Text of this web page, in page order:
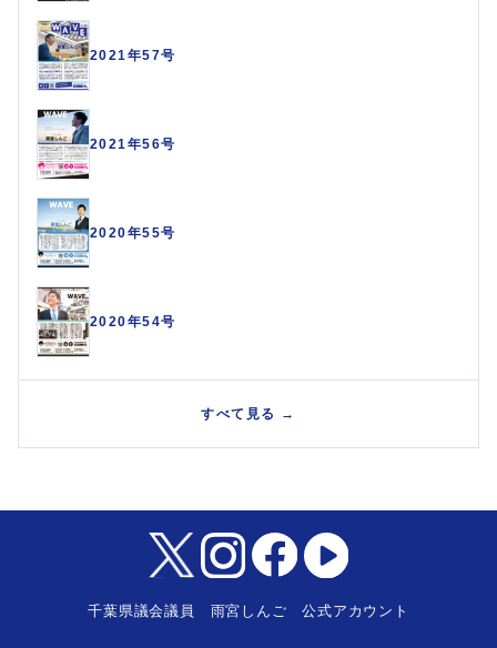
2021年57号
2021年56号
2020年55号
2020年54号
すべて見る →
千葉県議会議員 雨宮しんご 公式アカウント